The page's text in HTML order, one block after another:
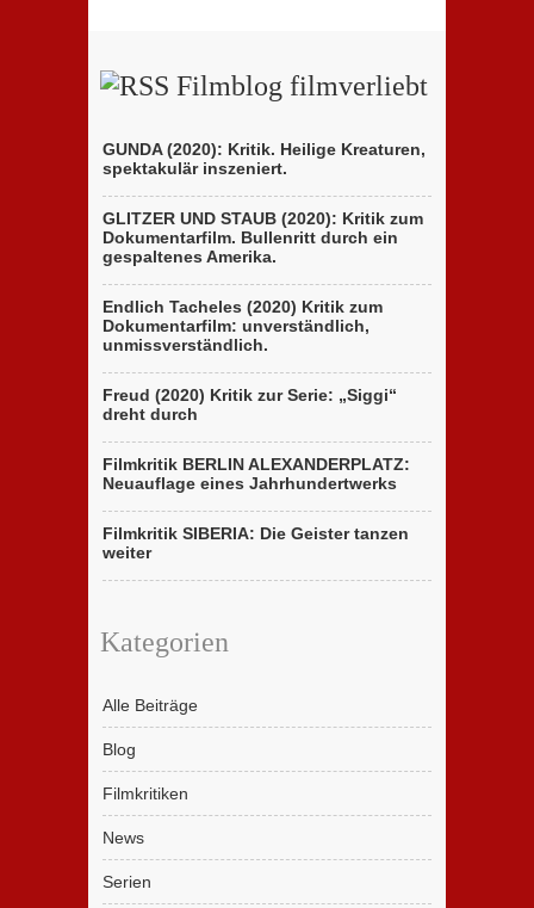
Filmblog filmverliebt
GUNDA (2020): Kritik. Heilige Kreaturen,
spektakulär inszeniert.
GLITZER UND STAUB (2020): Kritik zum
Dokumentarfilm. Bullenritt durch ein
gespaltenes Amerika.
Endlich Tacheles (2020) Kritik zum
Dokumentarfilm: unverständlich,
unmissverständlich.
Freud (2020) Kritik zur Serie: „Siggi“
dreht durch
Filmkritik BERLIN ALEXANDERPLATZ:
Neuauflage eines Jahrhundertwerks
Filmkritik SIBERIA: Die Geister tanzen
weiter
Kategorien
Alle Beiträge
Blog
Filmkritiken
News
Serien